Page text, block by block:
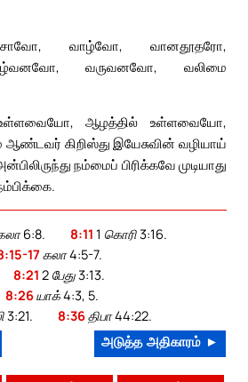
வாழ்வோ, வானதூதரோ,
வருவனவோ, வலிமை
ஆழத்தில் உள்ளவையோ,
ஆண்டவர் கிறிஸ்து இயேசுவின் வழியாய்
நம்மைப் பிரிக்கவே முடியாது
6:8. 8:11 1 கொரி 3:16.
17 கலா 4:5-7.
8:21 2 பேது 3:13.
8:26யாக் 4:3, 5.
3:21. 8:36திபா 44:22.
அடுத்த அதிகாரம் ►